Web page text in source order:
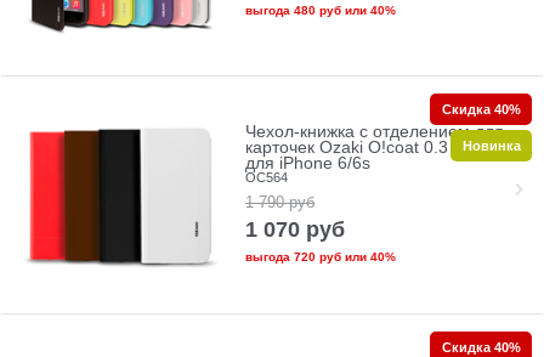
выгода 480 рубили 40%
Чехол-книжка с отделением для
карточек Ozaki O!coat 0.3 Aim+
для iPhone 6/6s
OC564
1 790 руб
1 070 руб
выгода 720 рубили 40%
Скидка 40%
Новинка
Скидка 40%